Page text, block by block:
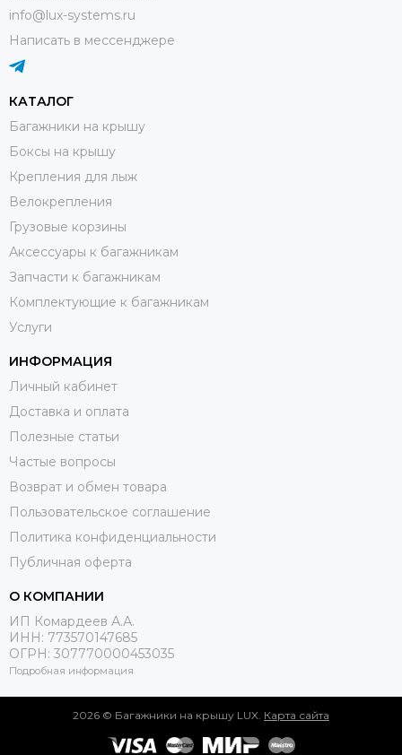
info@lux-systems.ru
Написать в мессенджере
КАТАЛОГ
Багажники на крышу
Боксы на крышу
Крепления для лыж
Велокрепления
Грузовые корзины
Аксессуары к багажникам
Запчасти к багажникам
Комплектующие к багажникам
Услуги
ИНФОРМАЦИЯ
Личный кабинет
Доставка и оплата
Полезные статьи
Частые вопросы
Возврат и обмен товара
Пользовательское соглашение
Политика конфиденциальности
Публичная оферта
О КОМПАНИИ
ИП Комардеев А.А.
ИНН: 773570147685
ОГРН: 307770000453035
Подробная информация
2026 © Багажники на крышу LUX. Карта сайта